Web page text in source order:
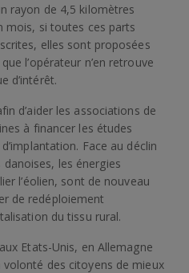
rayon de 4,5 kilomètres
mois, si toutes ces parts
elles sont proposées
l’opérateur n’en retrouve
d’intérêt.
d’aider les associations de
à financer les études
Face au déclin
les énergies
l’éolien, sont de nouveau
de redéploiement
du tissu rural.
Etats-Unis, en Allemagne
des citoyens de mieux